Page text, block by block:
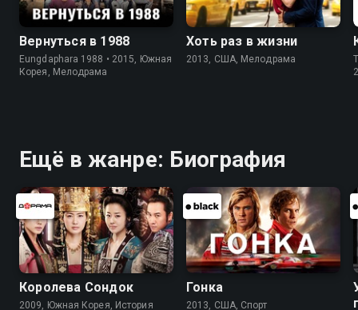
Вернуться в 1988
Eungdaphara 1988 • 2015, Южная
Корея, Мелодрама
Хоть раз в жизни
2013, США, Мелодрама
Ещё в жанре: Биография
Королева Сондок
2009, Южная Корея, История
Гонка
2013, США, Спорт